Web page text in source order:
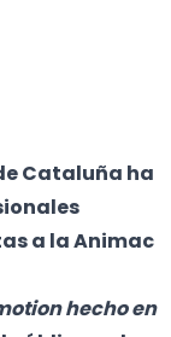
Cataluña ha
a la Animac
hecho en